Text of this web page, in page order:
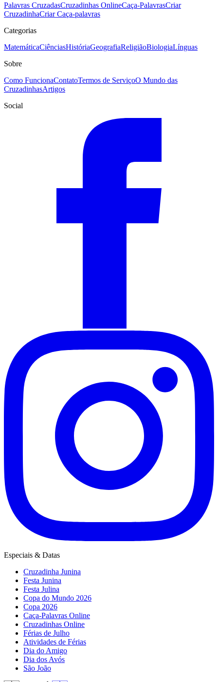
Palavras CruzadasCruzadinhas OnlineCaça-PalavrasCriar
CruzadinhaCriar Caça-palavras
Categorias
MatemáticaCiênciasHistóriaGeografiaReligiãoBiologiaLínguas
Sobre
Como FuncionaContatoTermos de ServiçoO Mundo das
CruzadinhasArtigos
Social
Especiais & Datas
Cruzadinha Junina
Festa Junina
Festa Julina
Copa do Mundo 2026
Copa 2026
Caça-Palavras Online
Cruzadinhas Online
Férias de Julho
Atividades de Férias
Dia do Amigo
Dia dos Avós
São João